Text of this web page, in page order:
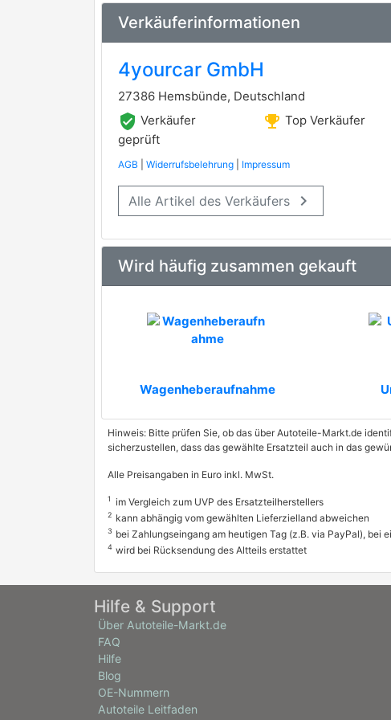
Verkäuferinformationen
4yourcar GmbH
27386 Hemsbünde, Deutschland
verified_user Verkäufer
geprüft
emoji_events Top Verkäufer
AGB Widerrufsbelehrung Impressum
Alle Artikel des Verkäufers keyboard_arrow_right
Wird häufig zusammen gekauft
Wagenheberaufnahme
Hinweis: Bitte prüfen Sie, ob das über Autoteile-Markt.de
sicherzustellen, dass das gewählte Ersatzteil auch in das
Alle Preisangaben in Euro inkl. MwSt.
1 im Vergleich zum UVP des Ersatzteilherstellers
2 kann abhängig vom gewählten Lieferzielland abweichen
3 bei Zahlungseingang am heutigen Tag (z.B. via PayPal), bei
4 wird bei Rücksendung des Altteils erstattet
Hilfe & Support
Über Autoteile-Markt.de
FAQ
Hilfe
Blog
OE-Nummern
Autoteile Leitfaden